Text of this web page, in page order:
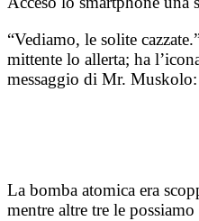
“Vediamo, le solite
mittente lo allerta; ha
messaggio di Mr. Muskolo:
La bomba atomica era
mentre altre tre le